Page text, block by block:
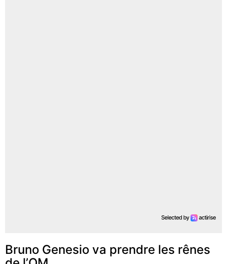
Bruno Genesio va prendre les rênes